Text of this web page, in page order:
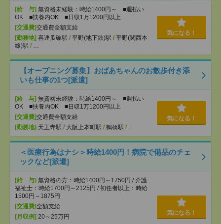
[給 与] 無資格未経験：時給1400円～ ■週払い
OK ■扶養内OK ■日収1万1200円以上
[交通費]交通費全額支給
[勤務地] 喜連瓜破駅 / 平野(地下鉄)駅 / 平野(関西本
線)駅 / …
気になる！
【オープニング募集】おばあちゃんのお散歩付き添
いも仕事の1つ[派遣]
[給 与] 無資格未経験：時給1400円～ ■週払い
OK ■扶養内OK ■日収1万1200円以上
[交通費]交通費全額支給
[勤務地] 天王寺駅 / 大阪上本町駅 / 鶴橋駅 / …
気になる！
＜医療行為はナシ＞時給1400円！病院で備品のチェ
ックなど[派遣]
[給 与] 無資格の方：時給1400円～1750円 / 介護
福祉士：時給1700円～2125円 / 初任者以上：時給
1500円～1875円
[交通費]全額支給
[月収例] 20～25万円
気になる！